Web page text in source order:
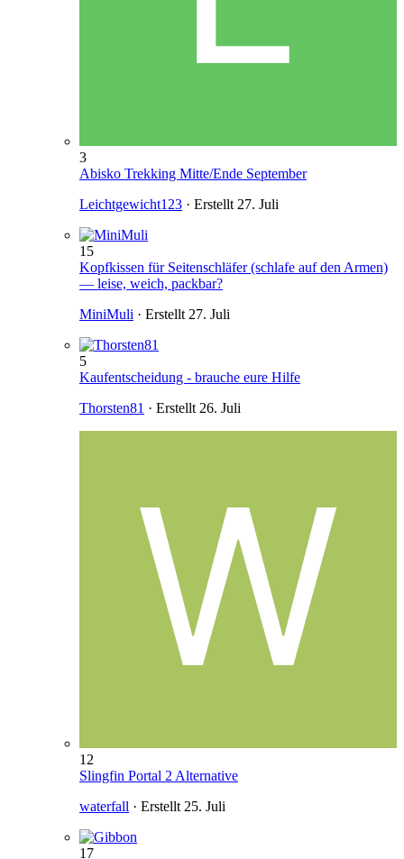
3
Abisko Trekking Mitte/Ende September
Leichtgewicht123 · Erstellt 27. Juli
15
Kopfkissen für Seitenschläfer (schlafe auf den Armen)
— leise, weich, packbar?
MiniMuli · Erstellt 27. Juli
5
Kaufentscheidung - brauche eure Hilfe
Thorsten81 · Erstellt 26. Juli
12
Slingfin Portal 2 Alternative
waterfall · Erstellt 25. Juli
17